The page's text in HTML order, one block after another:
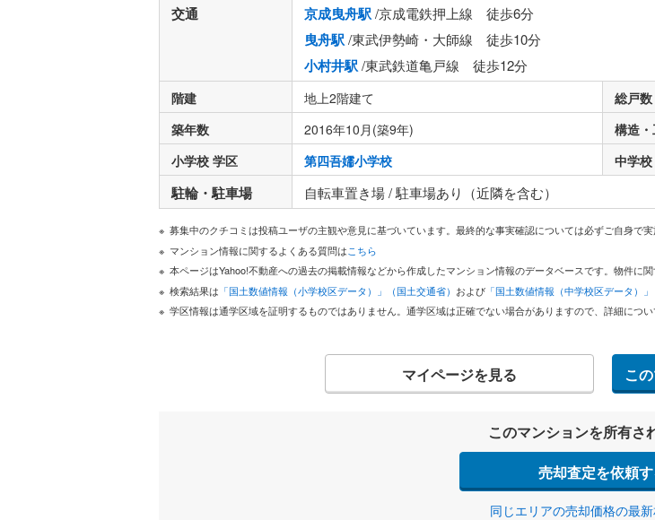
交通 京成曳舟駅/京成電鉄押上線 徒歩6分
曳舟駅/東武伊勢崎・大師線 徒歩10分
小村井駅/東武鉄道亀戸線 徒歩12分
階建 地上2階建て 総戸数
築年数
2016年10月(築9年) 構造
小学校 学区
第四吾嬬小学校 中学
駐輪・駐車場 自転車置き場 / 駐車場あり（近隣を含む）
募集中のクチコミは投稿ユーザの主観や意見に基づいています。最終的な事実確認については必ずご自身で実
マンション情報に関するよくある質問はこちら
本ページはYahoo!不動産への過去の掲載情報などから作成したマンション情報のデータベースです。物件に
検索結果は 「国土数値情報（小学校区データ）」（国土交通省） および 「国土数値情報（中学校区データ）」
学区情報は通学区域を証明するものではありません。通学区域は正確でない場合がありますので、詳細につ
マイページを見る こ
このマンションを所有さ
売却査定を依頼
同じエリアの売却価格の最